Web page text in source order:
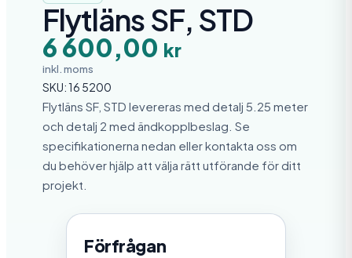
Flytläns SF, STD
6 600,00 kr
inkl. moms
SKU:16 5200
Flytläns SF, STD levereras med detalj 5.25 meter
och detalj 2 med ändkopplbeslag. Se
specifikationerna nedan eller kontakta oss om
du behöver hjälp att välja rätt utförande för ditt
projekt.
Förfrågan